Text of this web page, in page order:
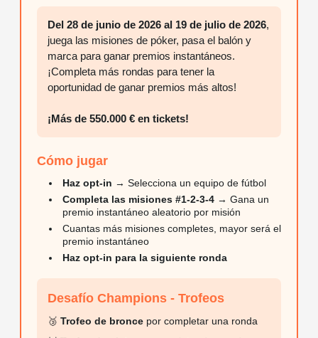
Loyalty Rewards
Mystery Bounty
Short Stack
Bono de Bienvenida
App móvil
Del 28 de junio de 2026 al 19 de julio de 2026,
juega las misiones de póker, pasa el balón y
marca para ganar premios instantáneos.
¡Completa más rondas para tener la
oportunidad de ganar premios más altos!
¡Más de 550.000 € en tickets!
Cómo jugar
Haz opt-in → Selecciona un equipo de fútbol
Completa las misiones #1-2-3-4 → Gana un
premio instantáneo aleatorio por misión
Cuantas más misiones completes, mayor será el
premio instantáneo
Haz opt-in para la siguiente ronda
Desafío Champions - Trofeos
🥉 Trofeo de bronce por completar una ronda